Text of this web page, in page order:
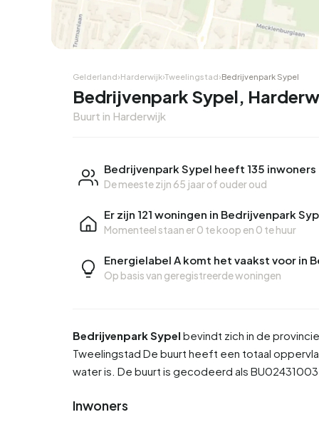
Gelderland›Harderwijk›Tweelingstad›Bedrijvenpark Sypel
Bedrijvenpark Sypel,
Buurt in Harderwijk
Bedrijvenpark Sypel heeft 135 inwoners
De meeste zijn 65 jaar of ouder oud
Er zijn 121 woningen in Bedrijvenpark
Momenteel staan er0 te koop en 0 te huur
Energielabel A komt het vaakst voor in
Op basis van geregistreerde woningen
Bedrijvenpark Sypel bevindt zich in de provincie
Tweelingstad De buurt heeft een totaal
water is. De buurt is gecodeerd als
Inwoners